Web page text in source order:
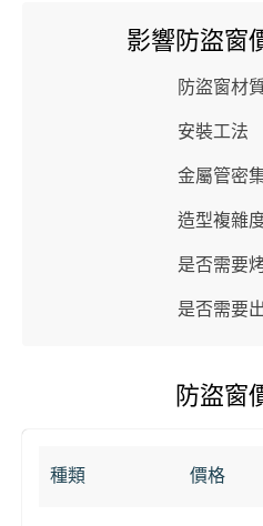
影響防盜窗
防盜窗材
安裝工法
金屬管密
造型複雜
是否需要
是否需要
防盜窗
種類 價格